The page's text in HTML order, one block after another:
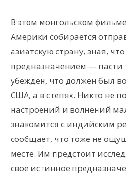
В этом монгольском
Америки собирается
азиатскую страну, зная,
предназначением — пасти
убежден, что должен был
США, а в степях. Никто не
настроений и волнений
знакомится с индийским
сообщает, что тоже не
месте. Им предстоит
свое истинное